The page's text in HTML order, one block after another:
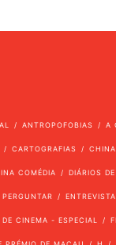
ANTROPOFOBIAS A
CARTOGRAFIAS
COMÉDIA DIÁRIOS
ENTREVISTA
CINEMA - ESPECIAL